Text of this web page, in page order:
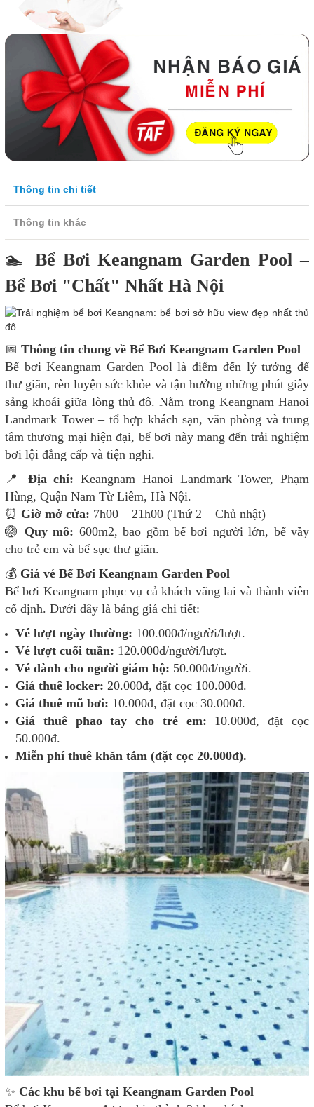
Thông tin chi tiết
Thông tin khác
🏊️ Bể Bơi Keangnam Garden Pool –
Bể Bơi "Chất" Nhất Hà Nội
📅 Thông tin chung về Bể Bơi Keangnam Garden Pool
Bể bơi Keangnam Garden Pool là điểm đến lý tưởng để
thư giãn, rèn luyện sức khỏe và tận hưởng những phút giây
sảng khoái giữa lòng thủ đô. Nằm trong Keangnam Hanoi
Landmark Tower – tổ hợp khách sạn, văn phòng và trung
tâm thương mại hiện đại, bể bơi này mang đến trải nghiệm
bơi lội đẳng cấp và tiện nghi.
📍 Địa chỉ: Keangnam Hanoi Landmark Tower, Phạm
Hùng, Quận Nam Từ Liêm, Hà Nội.
⏰ Giờ mở cửa: 7h00 – 21h00 (Thứ 2 – Chủ nhật)
🏐 Quy mô: 600m2, bao gồm bể bơi người lớn, bể vầy
cho trẻ em và bể sục thư giãn.
💰 Giá vé Bể Bơi Keangnam Garden Pool
Bể bơi Keangnam phục vụ cả khách vãng lai và thành viên
cố định. Dưới đây là bảng giá chi tiết:
Vé lượt ngày thường: 100.000đ/người/lượt.
Vé lượt cuối tuần: 120.000đ/người/lượt.
Vé dành cho người giám hộ: 50.000đ/người.
Giá thuê locker: 20.000đ, đặt cọc 100.000đ.
Giá thuê mũ bơi: 10.000đ, đặt cọc 30.000đ.
Giá thuê phao tay cho trẻ em: 10.000đ, đặt cọc
50.000đ.
Miễn phí thuê khăn tắm (đặt cọc 20.000đ).
✨ Các khu bể bơi tại Keangnam Garden Pool